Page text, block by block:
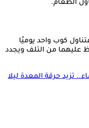
الطعام.
كوب واحد يوميًا
من التلف ويجدد
تزيد حرقة المعدة ليلا